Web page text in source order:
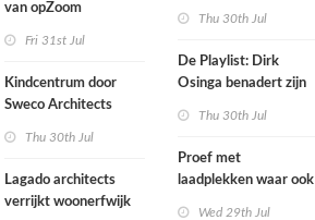
van opZoom
nieuwbouw en oude
industriële panden
Fri 31st Jul
Kindcentrum door
Sweco Architects
buitenruimte samen in
hart van dorp
Thu 30th Jul
Lagado architects
verrijkt woonerfwijk
Thu 30th Jul
De Playlist: Dirk
Osinga benadert zijn
Thu 30th Jul
Proef met
laadplekken waar ook
Wed 29th Jul